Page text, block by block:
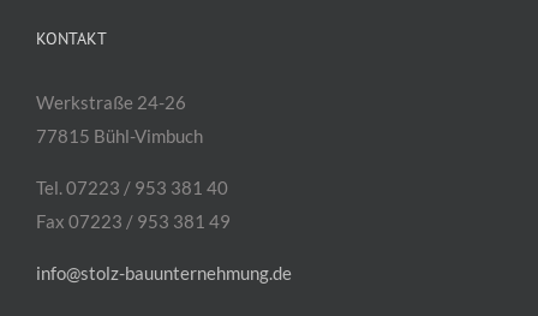
KONTAKT
Werkstraße 24-26
77815 Bühl-Vimbuch
Tel. 07223 / 953 381 40
Fax 07223 / 953 381 49
info@stolz-bauunternehmung.de